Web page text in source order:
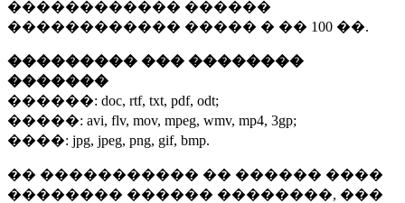
������������ ������
������������ ����� � �� 100 ��.
��������� ��� ��������
�������
������: doc, rtf, txt, pdf, odt;
�����: avi, flv, mov, mpeg, wmv, mp4, 3gp;
����: jpg, jpeg, png, gif, bmp.
�� ����������� �� ������ ����
�������� ������ ��������, ���